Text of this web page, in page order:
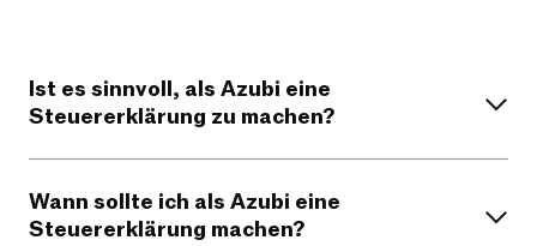
Ist es sinnvoll, als Azubi eine
Steuererklärung zu machen?
Wann sollte ich als Azubi eine
Steuererklärung machen?